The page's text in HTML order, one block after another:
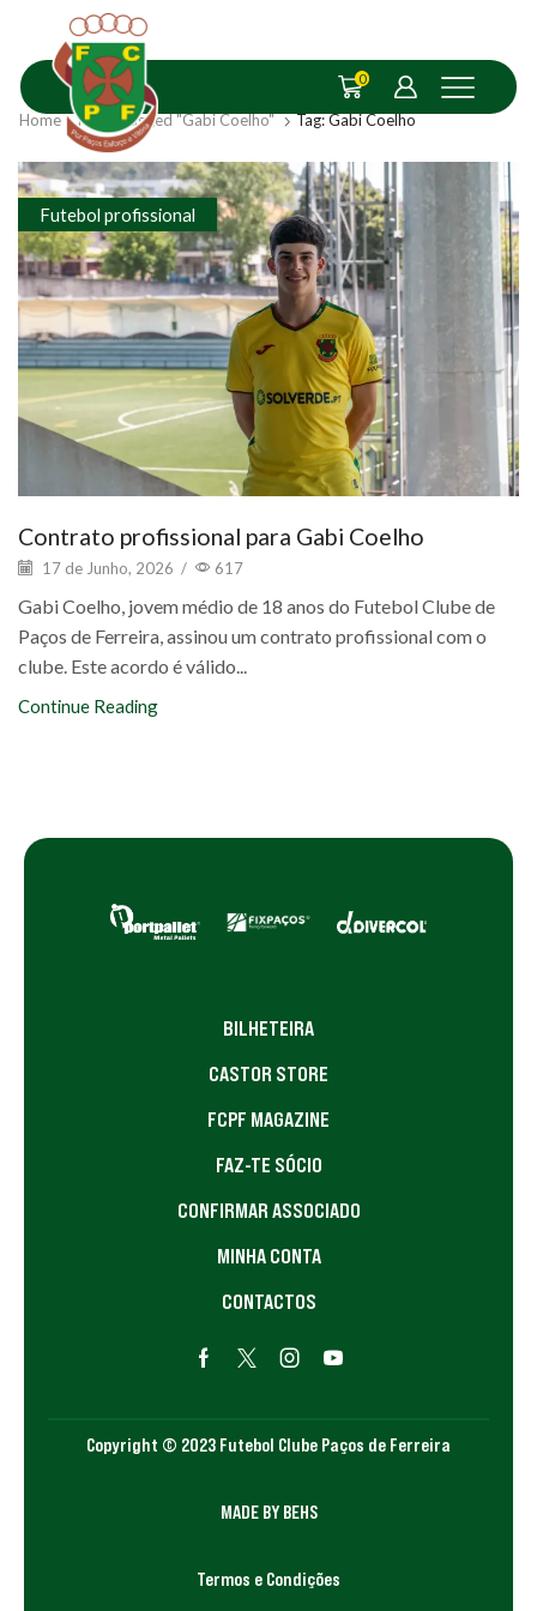
0
Home Posts Tagged "Gabi Coelho" Tag: Gabi Coelho
Futebol profissional
Contrato profissional para Gabi Coelho
17 de Junho, 2026 / 617
Gabi Coelho, jovem médio de 18 anos do Futebol Clube de
Paços de Ferreira, assinou um contrato profissional com o
clube. Este acordo é válido...
Continue Reading
BILHETEIRA
CASTOR STORE
FCPF MAGAZINE
FAZ-TE SÓCIO
CONFIRMAR ASSOCIADO
MINHA CONTA
CONTACTOS
Copyright © 2023 Futebol Clube Paços de Ferreira
MADE BY BEHS
Termos e Condições